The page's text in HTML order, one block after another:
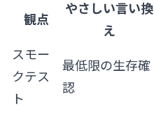
観点
やさしい言い換
え
スモー
クテス
ト
最低限の生存確
認